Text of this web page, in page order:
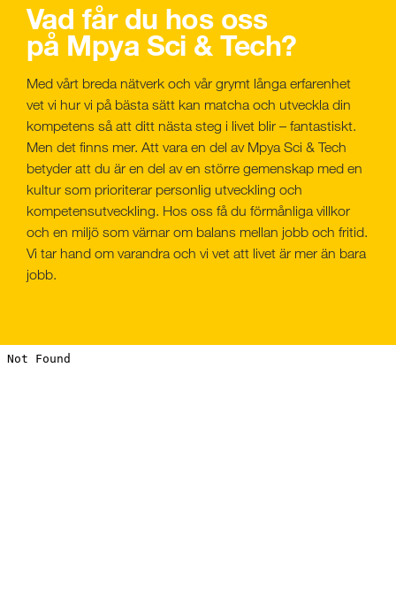
Vad får du hos oss
på Mpya Sci & Tech?
Med vårt breda nätverk och vår grymt långa erfarenhet
vet vi hur vi på bästa sätt kan matcha och utveckla din
kompetens så att ditt nästa steg i livet blir – fantastiskt.
Men det finns mer. Att vara en del av Mpya Sci & Tech
betyder att du är en del av en större gemenskap med en
kultur som prioriterar personlig utveckling och
kompetensutveckling. Hos oss få du förmånliga villkor
och en miljö som värnar om balans mellan jobb och fritid.
Vi tar hand om varandra och vi vet att livet är mer än bara
jobb.